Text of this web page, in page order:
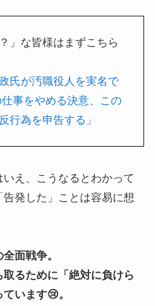
」な皆様はまずこちら
氏が汚職役人を実名で
事をやめる決意、この
行為を申告する」
え、こうなるとわかって
発した」ことは容易に想
面戦争。
るために「絶対に負けら
います😢。